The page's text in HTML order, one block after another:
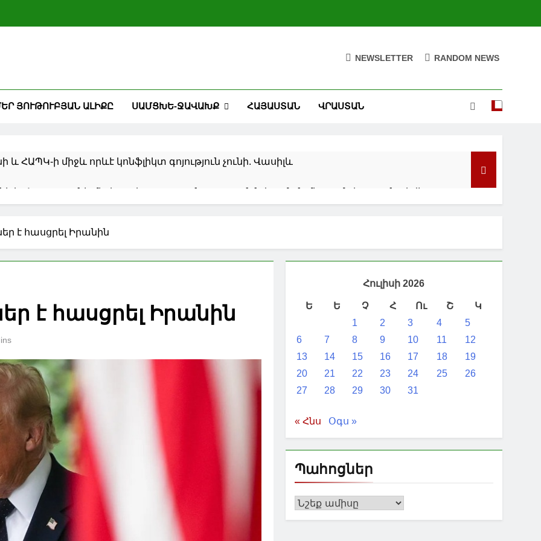
NEWSLETTER RANDOM NEWS
ՅՈՒԹՈՒԲՅԱՆ ԱԼԻՔԸ ՍԱՄՑԽԵ-ՋԱՎԱԽՔ ՀԱՅԱՍՏԱՆ ՎՐԱՍՏԱՆ
Հայաստանի և ՀԱՊԿ-ի միջև որևէ կոնֆլիկտ գոյություն չունի. Վասիլև
և Հայաստանի միջև առևտրաշրջանառության նվազման միտումը կշարունակվի.
երկար մնաք Միացյալ Նահանգներում, դա կարող է հանգեցնել հետագայում ԱՄՆ
է հասցրել Իրանին
է հասցրել Իրանին
Հուլիսի 2026
Ե Ե Չ Հ Ու Շ
Կ
1
2 3 4
5
6
7 8 9 10 11
12
13
14 15 16 17 18
19
20
21 22 23 24 25
26
27
28 29 30 31
« Հնս Օգս »
Պահոցներ
Պահոցներ